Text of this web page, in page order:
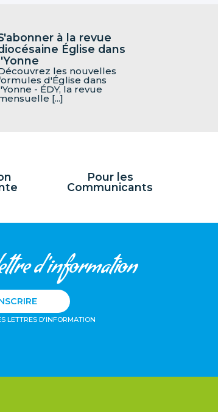
à la revue
Église dans
l'Yonne
les nouvelles
d'Église dans
- ÉDY, la revue
[...]
Pour les
Communicants
d'information
LETTRES D'INFORMATION